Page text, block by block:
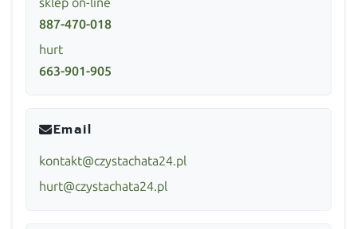
887-470-018
hurt
663-901-905
Email
kontakt@czystachata24.pl
hurt@czystachata24.pl